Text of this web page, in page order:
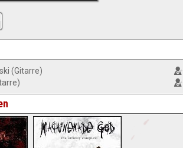
(Gitarre)